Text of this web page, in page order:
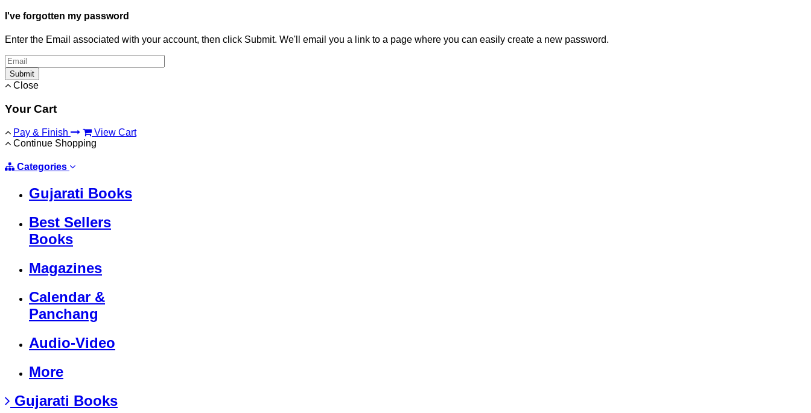
I've forgotten my password
Enter the Email associated with your account, then click Submit. We'll email you a link to a page where you can easily create a new password.
Submit
Close
Your Cart
Pay & Finish
View Cart
Continue Shopping
Categories
Gujarati Books
Best Sellers
Books
Magazines
Calendar &
Panchang
Audio-Video
More
Gujarati Books